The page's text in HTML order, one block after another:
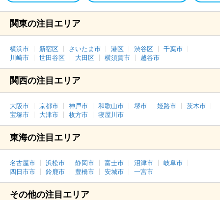
関東の注目エリア
横浜市 新宿区 さいたま市 港区 渋谷区
千葉市
川崎市
世田谷区 大田区 横須賀市 越谷市
関西の注目エリア
大阪市 京都市 神戸市 和歌山市 堺市 姫路市
茨木市
宝塚市
大津市 枚方市 寝屋川市
東海の注目エリア
名古屋市 浜松市 静岡市 富士市 沼津市
岐阜市
四日市市
鈴鹿市 豊橋市 安城市 一宮市
その他の注目エリア